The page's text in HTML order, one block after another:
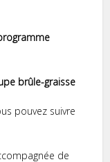
brûle-graisse
pouvez suivre
de